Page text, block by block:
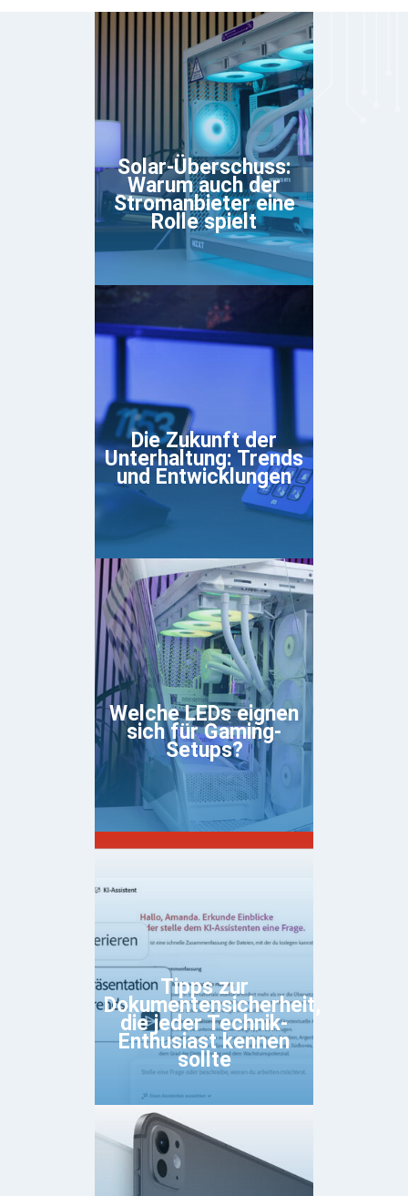
Solar-Überschuss:
Warum auch der
Stromanbieter eine
Rolle spielt
Die Zukunft der
Unterhaltung: Trends
und Entwicklungen
Welche LEDs eignen
sich für Gaming-
Setups?
Tipps zur
Dokumentensicherheit,
die jeder Technik-
Enthusiast kennen
sollte